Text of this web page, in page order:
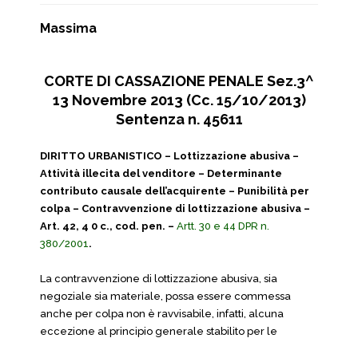
Massima
CORTE DI CASSAZIONE PENALE Sez.3^
13 Novembre 2013 (Cc. 15/10/2013)
Sentenza n. 45611
DIRITTO URBANISTICO – Lottizzazione abusiva –
Attività illecita del venditore – Determinante
contributo causale dell’acquirente – Punibilità per
colpa – Contravvenzione di lottizzazione abusiva –
Art. 42, 4 0 c., cod. pen. – Artt. 30 e 44 DPR n.
380/2001.
La contravvenzione di lottizzazione abusiva, sia
negoziale sia materiale, possa essere commessa
anche per colpa non è ravvisabile, infatti, alcuna
eccezione al principio generale stabilito per le